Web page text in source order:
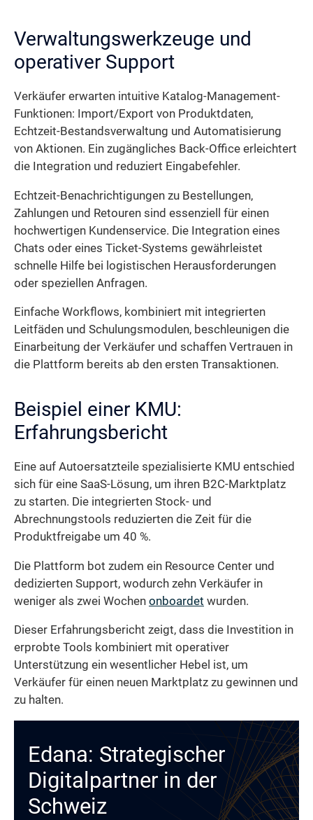
Verwaltungswerkzeuge und
operativer Support
Verkäufer erwarten intuitive Katalog-Management-
Funktionen: Import/Export von Produktdaten,
Echtzeit-Bestandsverwaltung und Automatisierung
von Aktionen. Ein zugängliches Back-Office erleichtert
die Integration und reduziert Eingabefehler.
Echtzeit-Benachrichtigungen zu Bestellungen,
Zahlungen und Retouren sind essenziell für einen
hochwertigen Kundenservice. Die Integration eines
Chats oder eines Ticket-Systems gewährleistet
schnelle Hilfe bei logistischen Herausforderungen
oder speziellen Anfragen.
Einfache Workflows, kombiniert mit integrierten
Leitfäden und Schulungsmodulen, beschleunigen die
Einarbeitung der Verkäufer und schaffen Vertrauen in
die Plattform bereits ab den ersten Transaktionen.
Beispiel einer KMU:
Erfahrungsbericht
Eine auf Autoersatzteile spezialisierte KMU entschied
sich für eine SaaS-Lösung, um ihren B2C-Marktplatz
zu starten. Die integrierten Stock- und
Abrechnungstools reduzierten die Zeit für die
Produktfreigabe um 40 %.
Die Plattform bot zudem ein Resource Center und
dedizierten Support, wodurch zehn Verkäufer in
weniger als zwei Wochen onboardet wurden.
Dieser Erfahrungsbericht zeigt, dass die Investition in
erprobte Tools kombiniert mit operativer
Unterstützung ein wesentlicher Hebel ist, um
Verkäufer für einen neuen Marktplatz zu gewinnen und
zu halten.
Edana: Strategischer
Digitalpartner in der
Schweiz